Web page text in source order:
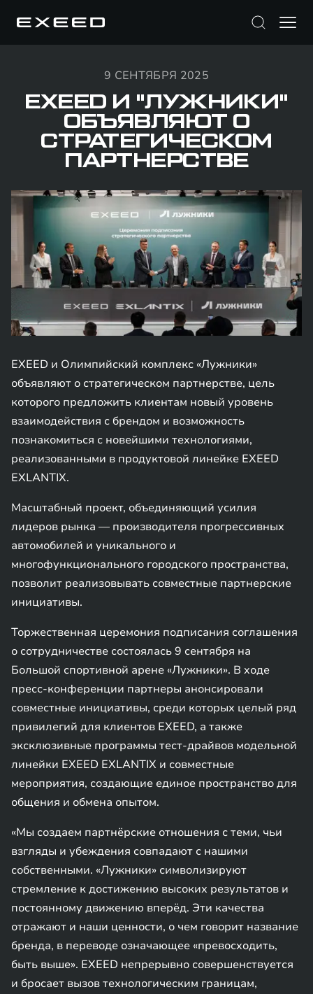
9 СЕНТЯБРЯ 2025
EXEED И "ЛУЖНИКИ"
ОБЪЯВЛЯЮТ О
СТРАТЕГИЧЕСКОМ
ПАРТНЕРСТВЕ
EXEED и Олимпийский комплекс «Лужники»
объявляют о стратегическом партнерстве, цель
которого предложить клиентам новый уровень
взаимодействия с брендом и возможность
познакомиться с новейшими технологиями,
реализованными в продуктовой линейке EXEED
EXLANTIX.
Масштабный проект, объединяющий усилия
лидеров рынка — производителя прогрессивных
автомобилей и уникального и
многофункционального городского пространства,
позволит реализовывать совместные партнерские
инициативы.
Торжественная церемония подписания соглашения
о сотрудничестве состоялась 9 сентября на
Большой спортивной арене «Лужники». В ходе
пресс-конференции партнеры анонсировали
совместные инициативы, среди которых целый ряд
привилегий для клиентов EXEED, а также
эксклюзивные программы тест-драйвов модельной
линейки EXEED EXLANTIX и совместные
мероприятия, создающие единое пространство для
общения и обмена опытом.
«Мы создаем партнёрские отношения с теми, чьи
взгляды и убеждения совпадают с нашими
собственными. «Лужники» символизируют
стремление к достижению высоких результатов и
постоянному движению вперёд. Эти качества
отражают и наши ценности, о чем говорит название
бренда, в переводе означающее «превосходить,
быть выше». EXEED непрерывно совершенствуется
и бросает вызов технологическим границам,